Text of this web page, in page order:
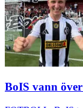
BoIS vann